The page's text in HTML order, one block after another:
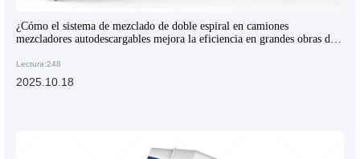
¿Cómo el sistema de mezclado de doble espiral en camiones
mezcladores autodescargables mejora la eficiencia en grandes obras de
Lectura:248
2025.10.18